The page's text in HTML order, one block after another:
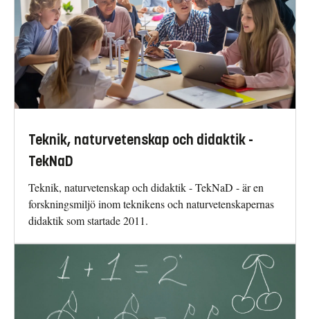
Teknik, naturvetenskap och didaktik -
TekNaD
Teknik, naturvetenskap och didaktik - TekNaD - är en
forskningsmiljö inom teknikens och naturvetenskapernas
didaktik som startade 2011.